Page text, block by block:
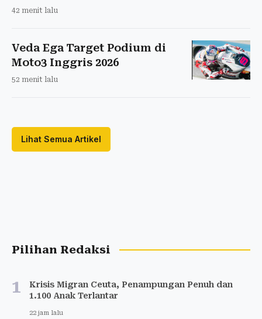
42 menit lalu
Veda Ega Target Podium di
Moto3 Inggris 2026
52 menit lalu
Lihat Semua Artikel
Pilihan Redaksi
1
Krisis Migran Ceuta, Penampungan Penuh dan
1.100 Anak Terlantar
22 jam lalu